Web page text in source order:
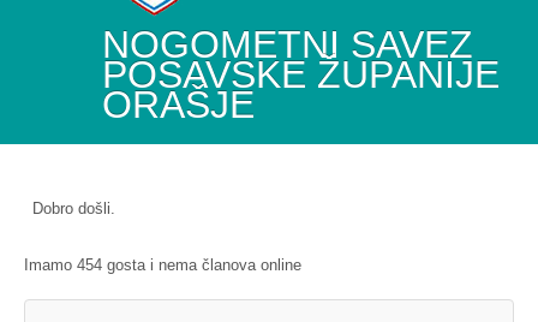
NOGOMETNI SAVEZ
POSAVSKE ŽUPANIJE
ORAŠJE
Dobro došli.
Imamo 454 gosta i nema članova online